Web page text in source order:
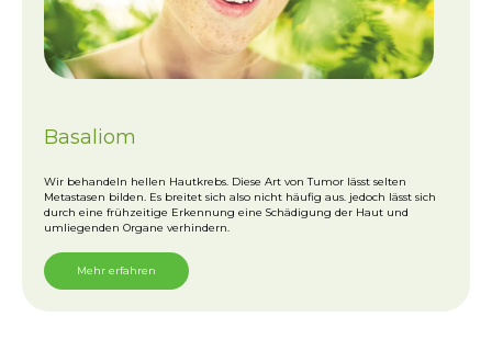
Basaliom
Wir behandeln hellen Hautkrebs. Diese Art von Tumor lässt selten
Metastasen bilden. Es breitet sich also nicht häufig aus. jedoch lässt sich
durch eine frühzeitige Erkennung eine Schädigung der Haut und
umliegenden Organe verhindern.
Mehr erfahren